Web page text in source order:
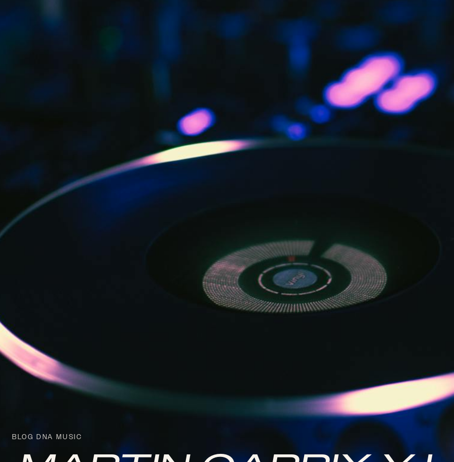
BLOG DNA MUSIC